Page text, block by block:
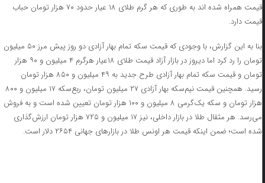
قیمت همراه شده اند به طوری که هر گرم طلای ۱۸ عیار حدود ۷۰ هزار تومان حباب
قیمت دارد.
بنا به این گزارش، با وجودی که قیمت سکه تمام بهار آزادی دو روز پیش مرز ۵۰ میلیون
تومان را رد کرد اما دیروز در بازار آزاد قیمت طلای ۱۸عیار هرگرم ۴ میلیون و ۹۰ هزار
تومان و قیمت سکه تمام‌ بهار آزادی طرح جدید به ۴۹ میلیون و ۸۵۰ هزار تومان
رسید. همچنین قیمت نیم‌سکه بهار آزادی ۲۷ میلیون تومان، ربع‌سکه ۱۷ میلیون و ۸۰۰
هزار تومان و سکه یک‌گرمی ۸ میلیون و ۱۰۰ هزار تومان تعیین شده است و به فروش
می‌رسد. هر مثقال طلا در بازار داخلی، نیز ۱۷ میلیون و ۷۲۵ هزار تومان ارزش‌گذاری
شده است؛ ضمن اینکه قیمت هر اونس طلا در بازارهای جهانی ۲۶۵۴ دلار است.